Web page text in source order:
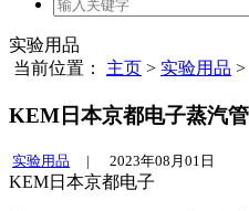
实验用品
当前位置： 主页 > 实验用品 >
KEM日本京都电子蒸汽
实验用品 | 2023年08月01日
KEM日本京都电子